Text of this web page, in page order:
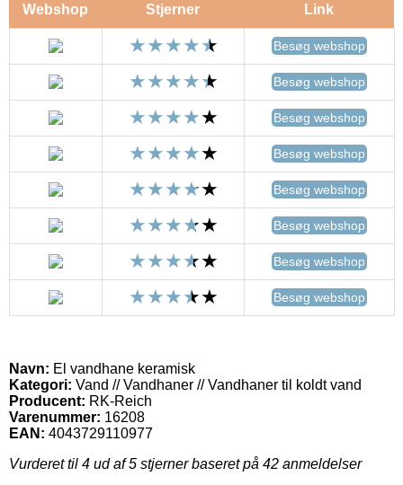
Webshop Stjerner Link
Besøg webshop
Besøg webshop
Besøg webshop
Besøg webshop
Besøg webshop
Besøg webshop
Besøg webshop
Besøg webshop
Navn: El vandhane keramisk
Kategori: Vand // Vandhaner // Vandhaner til koldt vand
Producent: RK-Reich
Varenummer: 16208
EAN: 4043729110977
Vurderet til 4 ud af 5 stjerner baseret på 42 anmeldelser